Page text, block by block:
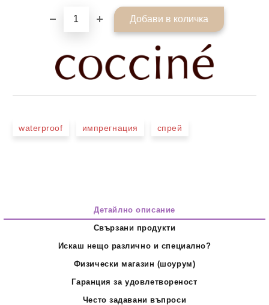
waterproof импрегнация спрей
Детайлно описание
Свързани продукти
Искаш нещо различно и специално?
Физически магазин (шоурум)
Гаранция за удовлетвореност
Често задавани въпроси